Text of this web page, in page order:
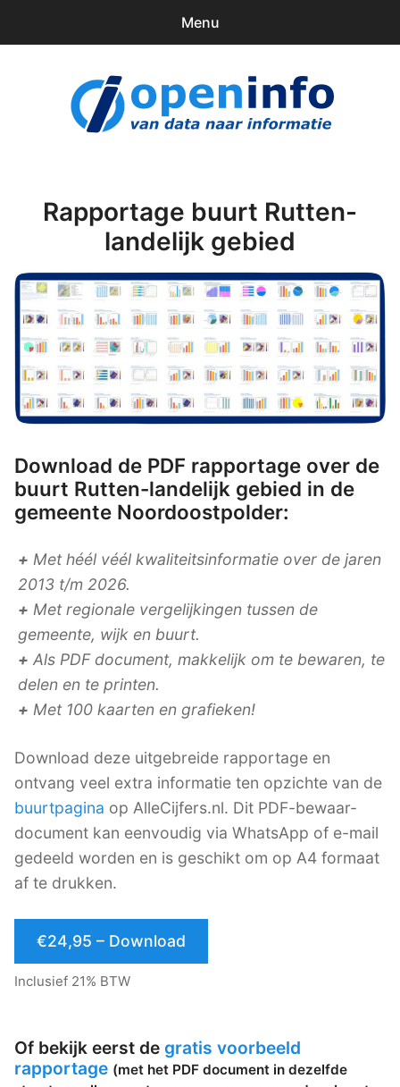
Menu
Downloads
Rapportage buurt Rutten-
landelijk gebied
Download de PDF rapportage over de
buurt Rutten-landelijk gebied in de
gemeente Noordoostpolder:
+ Met héél véél kwaliteitsinformatie over de jaren
2013 t/m 2026.
+ Met regionale vergelijkingen tussen de
gemeente, wijk en buurt.
+ Als PDF document, makkelijk om te bewaren, te
delen en te printen.
+ Met 100 kaarten en grafieken!
Download deze uitgebreide rapportage en
ontvang veel extra informatie ten opzichte van de
buurtpagina op AlleCijfers.nl. Dit PDF-bewaar-
document kan eenvoudig via WhatsApp of e-mail
gedeeld worden en is geschikt om op A4 formaat
af te drukken.
€24,95 – Download
Inclusief 21% BTW
Of bekijk eerst de gratis voorbeeld
rapportage (met het PDF document in dezelfde